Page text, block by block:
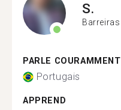
S.
Barreiras
PARLE COURAMMENT
Portugais
APPREND